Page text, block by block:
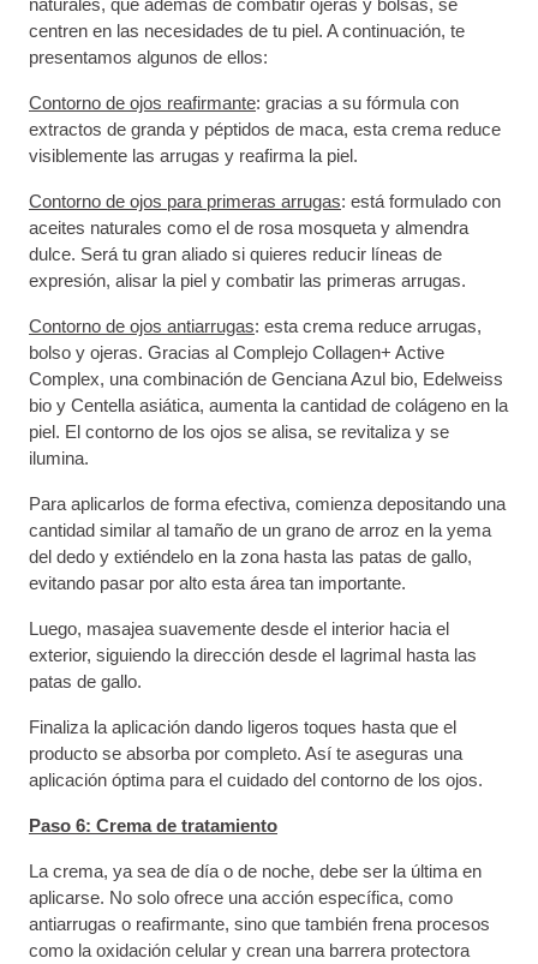
centren en las necesidades de tu piel. A continuación, te
presentamos algunos de ellos:
Contorno de ojos reafirmante: gracias a su fórmula con
extractos de granda y péptidos de maca, esta crema reduce
visiblemente las arrugas y reafirma la piel.
Contorno de ojos para primeras arrugas: está formulado con
aceites naturales como el de rosa mosqueta y almendra
dulce. Será tu gran aliado si quieres reducir líneas de
expresión, alisar la piel y combatir las primeras arrugas.
Contorno de ojos antiarrugas: esta crema reduce arrugas,
bolso y ojeras. Gracias al Complejo Collagen+ Active
Complex, una combinación de Genciana Azul bio, Edelweiss
bio y Centella asiática, aumenta la cantidad de colágeno en la
piel. El contorno de los ojos se alisa, se revitaliza y se
ilumina.
Para aplicarlos de forma efectiva, comienza depositando una
cantidad similar al tamaño de un grano de arroz en la yema
del dedo y extiéndelo en la zona hasta las patas de gallo,
evitando pasar por alto esta área tan importante.
Luego, masajea suavemente desde el interior hacia el
exterior, siguiendo la dirección desde el lagrimal hasta las
patas de gallo.
Finaliza la aplicación dando ligeros toques hasta que el
producto se absorba por completo. Así te aseguras una
aplicación óptima para el cuidado del contorno de los ojos.
Paso 6: Crema de tratamiento
La crema, ya sea de día o de noche, debe ser la última en
aplicarse. No solo ofrece una acción específica, como
antiarrugas o reafirmante, sino que también frena procesos
como la oxidación celular y crean una barrera protectora